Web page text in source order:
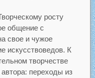
росту
общение с
свое и чужое
искусствоведов. К
творчестве
переходы из